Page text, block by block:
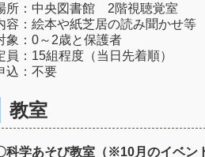
所：中央図書館 2階視聴覚室
容：絵本や紙芝居の読み聞かせ等
象：0～2歳と保護者
員：15組程度（当日先着順）
込：不要
教室
科学あそび教室（※10月のイベン